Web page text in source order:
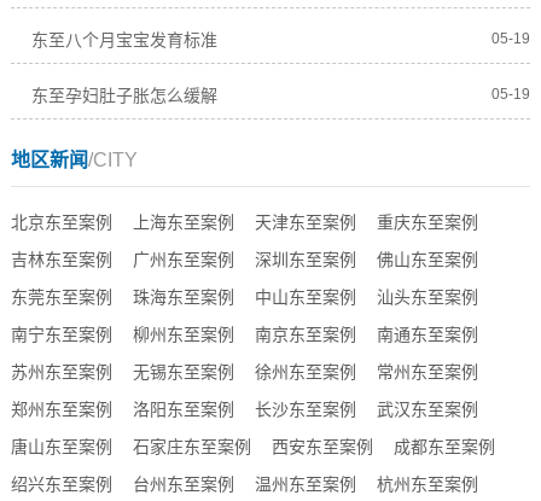
东至八个月宝宝发育标准 05-19
东至孕妇肚子胀怎么缓解 05-19
地区新闻/CITY
北京东至案例 上海东至案例 天津东至案例
重庆东至案例
吉林东至案例
广州东至案例 深圳东至案例
佛山东至案例
东莞东至案例
珠海东至案例 中山东至案例
汕头东至案例
南宁东至案例
柳州东至案例 南京东至案例
南通东至案例
苏州东至案例
无锡东至案例 徐州东至案例
常州东至案例
郑州东至案例
洛阳东至案例 长沙东至案例
武汉东至案例
唐山东至案例
石家庄东至案例 西安东至案例
成都东至案例
绍兴东至案例
台州东至案例 温州东至案例
杭州东至案例